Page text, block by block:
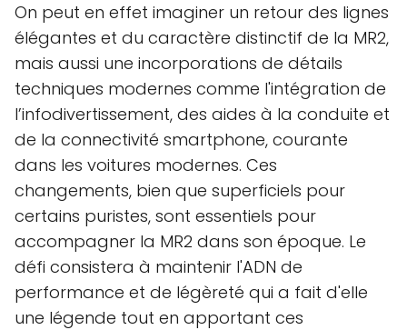
On peut en effet imaginer un retour des lignes
élégantes et du caractère distinctif de la MR2,
mais aussi une incorporations de détails
techniques modernes comme l'intégration de
l’infodivertissement, des aides à la conduite et
de la connectivité smartphone, courante
dans les voitures modernes. Ces
changements, bien que superficiels pour
certains puristes, sont essentiels pour
accompagner la MR2 dans son époque. Le
défi consistera à maintenir l'ADN de
performance et de légèreté qui a fait d'elle
une légende tout en apportant ces